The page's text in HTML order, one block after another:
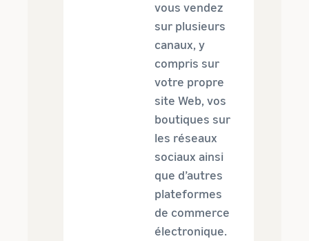
vous vendez
sur plusieurs
canaux, y
compris sur
votre propre
site Web, vos
boutiques sur
les réseaux
sociaux ainsi
que d’autres
plateformes
de commerce
électronique.